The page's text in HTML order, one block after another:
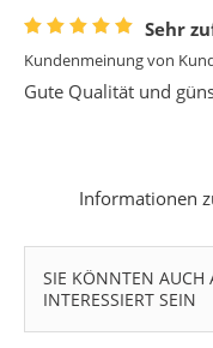
Sehr
Kundenmeinung von
Gute Qualität und
Informationen
SIE KÖNNTEN AUCH
INTERESSIERT SEIN